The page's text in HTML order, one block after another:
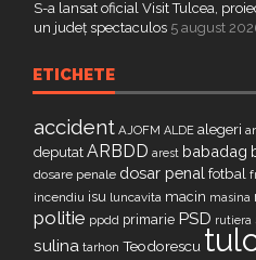
S-a lansat oficial Visit Tulcea,
un județ spectaculos 5 august
ETICHETE
accident AJOFM ALDE alegeri
deputat ARBDD arest babadag
dosare penale dosar penal fotbal
incendiu isu luncavita macin masina
politie ppdd primarie PSD rutiera
sulina tarhon Teodorescu